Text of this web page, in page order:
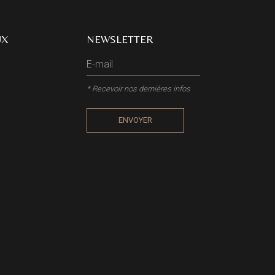
NEWSLETTER
* Recevoir nos dernières infos
ENVOYER